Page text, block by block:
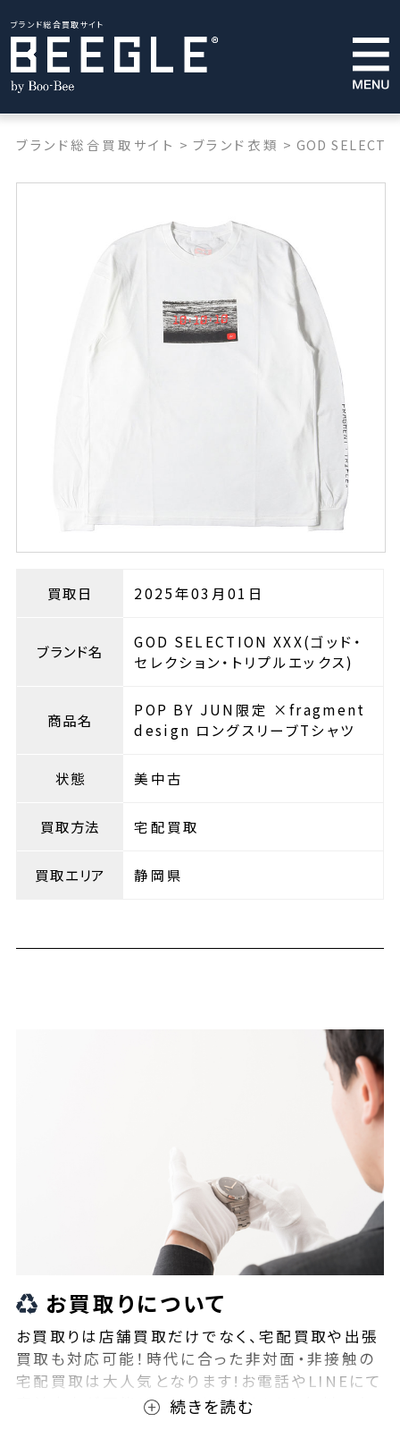
ブランド総合買取サイト
ブランド総合買取サイト > ブランド衣類 > GOD
買取日 2025年03月01日
ブランド名
GOD SELECTION XXX(ゴッド・
セレクション・トリプルエックス)
商品名
POP BY JUN限定 ×fragment
design ロングスリーブTシャツ
状態 美中古
買取方法 宅配買取
買取エリア 静岡県
お買取りについて
お買取りは店舗買取だけでなく、宅配買取や出張
買取も対応可能！時代に合った非対面・非接触の
宅配買取は大人気となります!お電話やLINEにて
事前査定が可能となっております！また無料の宅